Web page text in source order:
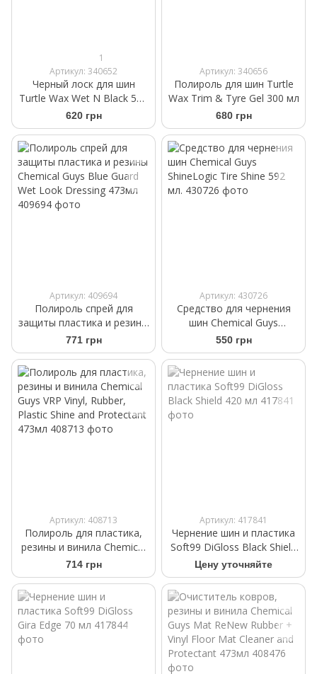
1
Артикул: 340652
Черный лоск для шин
Turtle Wax Wet N Black 500
мл
620 грн
Артикул: 340656
Полироль для шин Turtle
Wax Trim & Tyre Gel 300 мл
680 грн
Артикул: 409694
Полироль спрей для
защиты пластика и резины
Chemical Guys Blue Guard
Wet Look Dressing 473мл
771 грн
Артикул: 430726
Средство для чернения
шин Chemical Guys
ShineLogic Tire Shine 592
мл.
550 грн
Артикул: 408713
Полироль для пластика,
резины и винила Chemical
Guys VRP Vinyl, Rubber,
Plastic Shine and Protectant
714 грн
Артикул: 417841
Чернение шин и пластика
Soft99 DiGloss Black Shield
420 мл
Цену уточняйте